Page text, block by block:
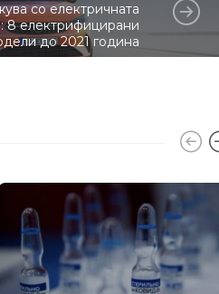
со електричната
8 електрифицирани
до 2021 година